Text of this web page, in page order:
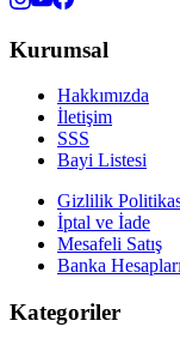
Kurumsal
Hakkımızda
İletişim
SSS
Bayi Listesi
Gizlilik
İptal ve İade
Mesafeli Satış
Banka Hesapları
Kategoriler